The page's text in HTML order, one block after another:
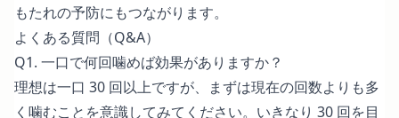
もたれの予防にもつながります。
よくある質問（Q&A）
Q1. 一口で何回噛めば効果がありますか？
理想は一口 30 回以上ですが、まずは現在の回数よりも多
く噛むことを意識してみてください。いきなり 30 回を目